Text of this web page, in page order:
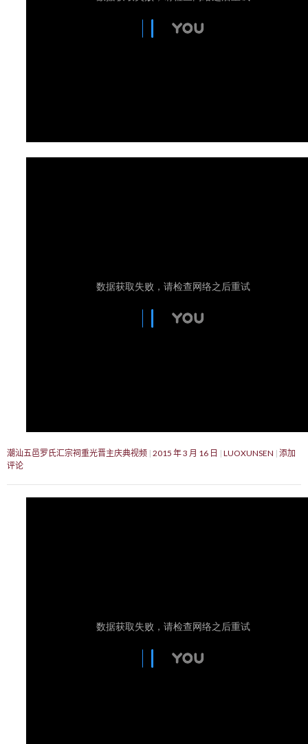
潮汕五邑罗氏汇宗祠重光晋主庆典视频 2015 年 3 月 16 日 LUOXUNSEN 添加
评论